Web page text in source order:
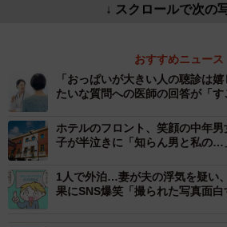
↓ スクロールで次の
おすすめニュース
「おっぱいが大きい人の聴診は
たいな質問への医師の回答が「
ホテルのフロント、笑顔の中年
子が半泣きに「知らん男と私の…
1人で外泊…妻が夫の浮気を疑い
果にSNS爆笑「撮られた写真面白